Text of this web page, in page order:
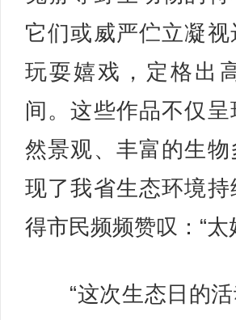
它们或威严伫立凝
玩耍嬉戏，定格出
间。这些作品不仅
然景观、丰富的生
现了我省生态环境
得市民频频赞叹：“太
“这次生态日的活